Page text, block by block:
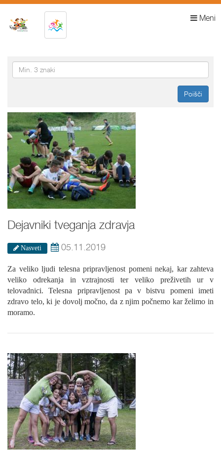
Meni
Poišči
Dejavniki tveganja zdravja
Nasveti 05.11.2019
Za veliko ljudi telesna pripravljenost pomeni nekaj, kar zahteva
veliko odrekanja in vztrajnosti ter veliko preživetih ur v
telovadnici. Telesna pripravljenost pa v bistvu pomeni imeti
zdravo telo, ki je dovolj močno, da z njim počnemo kar želimo in
moramo.